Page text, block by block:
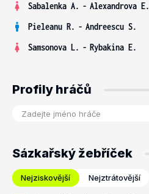
Sabalenka A. - Alexandrova E.
Pieleanu R. - Andreescu S.
Samsonova L. - Rybakina E.
Profily hráčů
Sázkařský žebříček
Nejziskovější Nejztrátovější